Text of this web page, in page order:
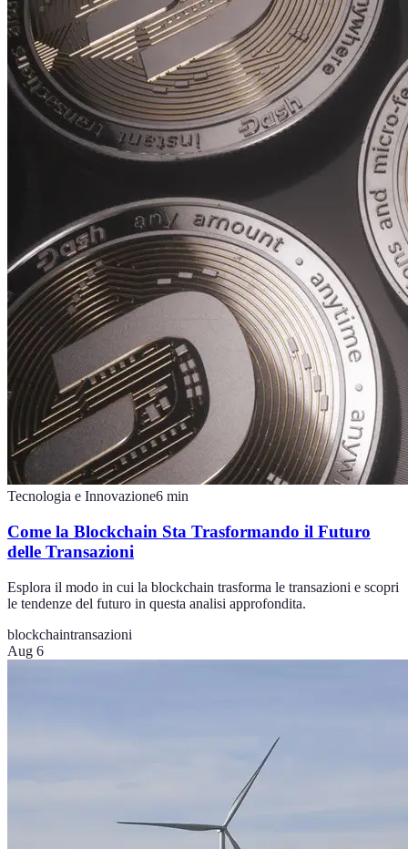
Tecnologia e Innovazione6 min
Come la Blockchain Sta Trasformando il Futuro
delle Transazioni
Esplora il modo in cui la blockchain trasforma le transazioni e scopri
le tendenze del futuro in questa analisi approfondita.
blockchaintransazioni
Aug 6